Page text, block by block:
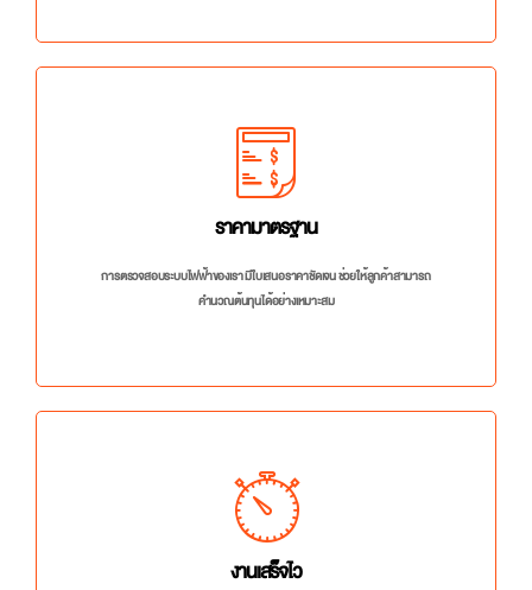
ราคามาตรฐาน
การตรวจสอบระบบไฟฟ้าของเรา มีใบเสนอราคาชัดเจน ช่วยให้ลูกค้าสามารถ
คำนวณต้นทุนได้อย่างเหมาะสม
งานเสร็จไว